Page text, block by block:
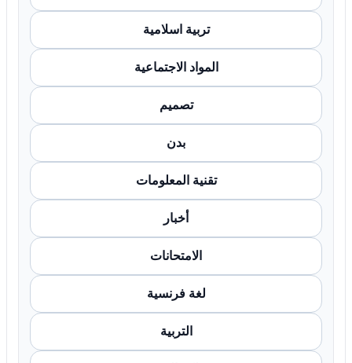
تربية اسلامية
المواد الاجتماعية
تصميم
بدن
تقنية المعلومات
أخبار
الامتحانات
لغة فرنسية
التربية